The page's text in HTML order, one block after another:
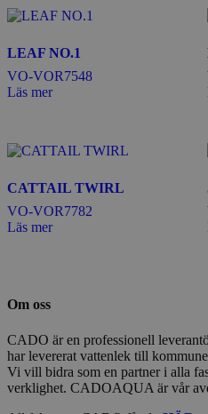
LEAF NO.1
VO-VOR7548
Läs mer
CATTAIL TWIRL
VO-VOR7782
Läs mer
Om oss
CADO är en professionell
har levererat vattenlek till
Vi vill bidra som en partner i alla
verklighet. CADOAQUA är vår